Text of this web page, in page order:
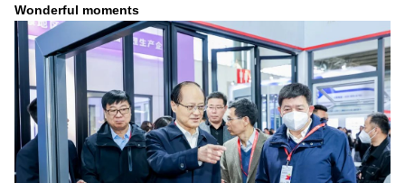
Wonderful moments